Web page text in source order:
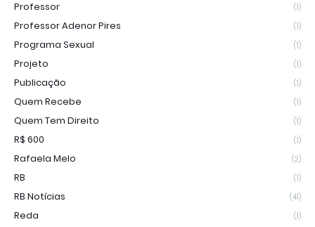
Professor (1)
Professor Adenor Pires (1)
Programa Sexual (1)
Projeto (1)
Publicação (1)
Quem Recebe (1)
Quem Tem Direito (1)
R$ 600 (1)
Rafaela Melo (2)
RB (1)
RB Notícias (41)
Reda (1)